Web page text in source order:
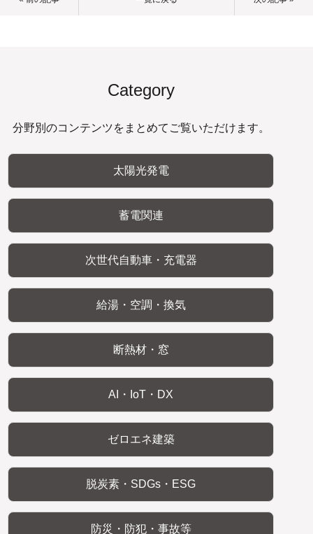
Category
分野別のコンテンツをまとめてご覧いただけます。
太陽光発電
蓄電関連
次世代自動車・充電器
給湯・空調・換気
断熱材・窓
AI・IoT・DX
ゼロエネ建築
脱炭素・SDGs・ESG
防災・防犯・事故等